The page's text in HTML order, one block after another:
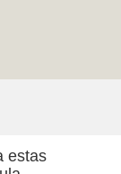
estas